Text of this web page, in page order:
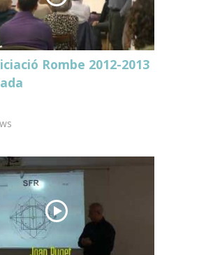
Rombe 2012-2013